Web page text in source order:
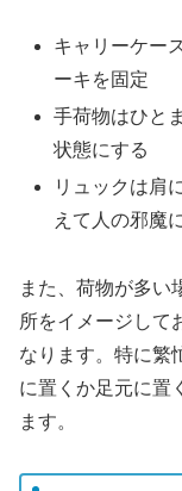
キャリーケー
ーキを固定
手荷物はひと
状態にする
リュックは肩
えて人の邪魔
また、荷物が多い
所をイメージして
なります。特に繁
に置くか足元に置
ます。